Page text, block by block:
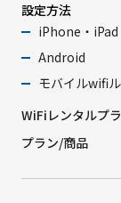
設定方法
iPhone・iPad
Android
モバイルwifi
WiFiレンタルプ
プラン/商品